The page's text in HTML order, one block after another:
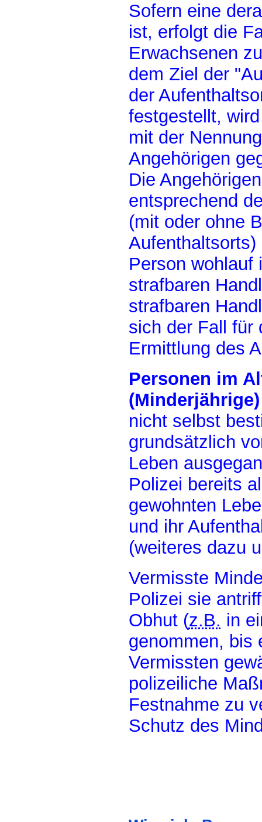
Sofern eine
ist, erfolgt die
Erwachsenen
dem Ziel der
der
festgestellt,
mit der
Angehörigen
Die
entsprechend
(mit oder ohne
Person wohlauf
strafbaren
strafbaren
sich der Fall für
Ermittlung des
Personen im
(Minderjährige)
nicht selbst
grundsätzlich
Leben
Polizei bereits
gewohnten
und ihr
(weiteres dazu
Vermisste
Polizei sie
Obhut (z.B. in
genommen, bis
Vermissten
polizeiliche
Festnahme zu
Schutz des